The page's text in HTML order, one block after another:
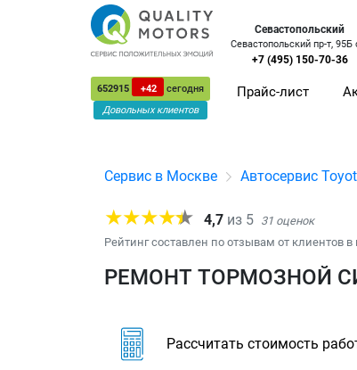
652915 +42
сегодня
Довольных клиентов
Севастопольский
Севастопольский пр-т, 95Б
+7 (495) 150-70-36
Прайс-лист
Сервис в Москве Автосервис
4,7 из 5 31 оценок
Рейтинг составлен по отзывам от клиентов
РЕМОНТ ТОРМОЗНОЙ
Рассчитать стоимость